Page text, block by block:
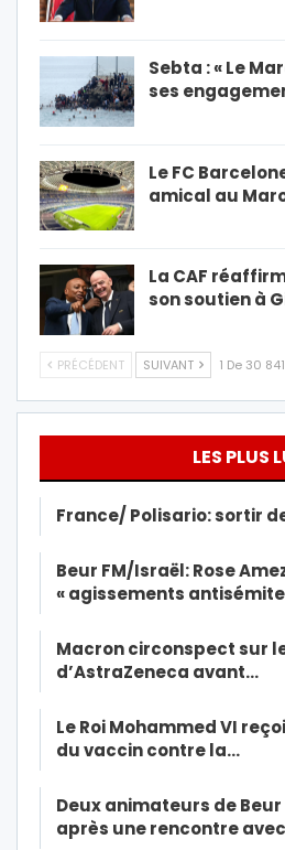
Sebta : « Le
ses
Le FC
amical au
La CAF
son soutien à
PRÉCÉDENT SUIVANT 1 De 30 841
LES PLUS
France/ Polisario: sortir
Beur FM/Israël: Rose
« agissements
Macron circonspect sur
d’AstraZeneca avant…
Le Roi Mohammed VI
du vaccin contre la…
Deux animateurs de
après une rencontre